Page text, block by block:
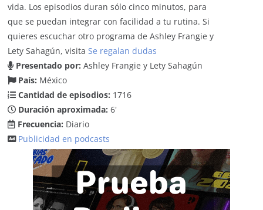
vida. Los episodios duran sólo cinco minutos, para
que se puedan integrar con facilidad a tu rutina. Si
quieres escuchar otro programa de Ashley Frangie y
Lety Sahagún, visitaSe regalan dudas
Presentado por: Ashley Frangie y Lety Sahagún
País: México
Cantidad de episodios: 1716
Duración aproximada: 6'
Frecuencia: Diario
Publicidad en podcasts